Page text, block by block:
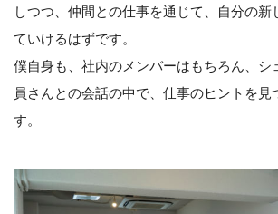
しつつ、仲間との仕事を通じて、自分の新
ていけるはずです。
僕自身も、社内のメンバーはもちろん、シ
員さんとの会話の中で、仕事のヒントを見
す。